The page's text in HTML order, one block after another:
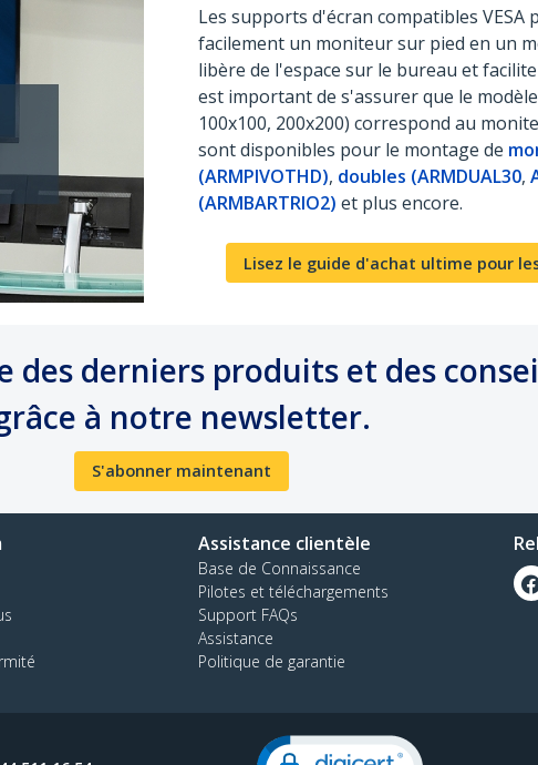
Les supports d'écran compatibles
facilement un moniteur sur pied en un
libère de l'espace sur le bureau et
est important de s'assurer que le
100x100, 200x200) correspond au
sont disponibles pour le montage de
(ARMPIVOTHD), doubles (ARMDUAL30,
(ARMBARTRIO2) et plus encore.
Lisez le guide d'achat ultime pour
des derniers produits et des
à notre newsletter.
S'abonner maintenant
Assistance clientèle
Base de Connaissance
Pilotes et téléchargements
Support FAQs
Assistance
Politique de garantie